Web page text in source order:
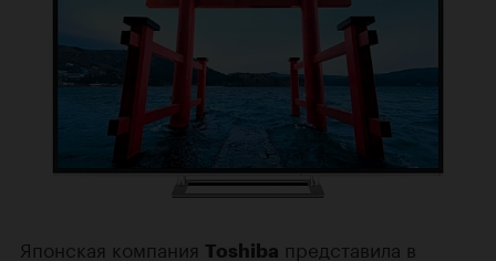
Японская компания Toshiba представила в